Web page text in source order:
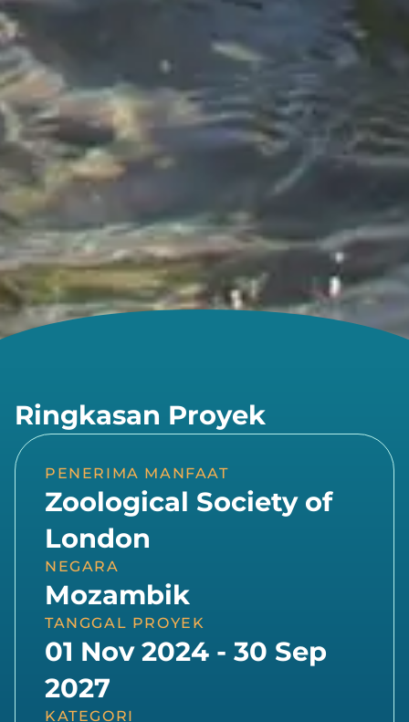
Ringkasan Proyek
PENERIMA MANFAAT
Zoological Society of
London
NEGARA
Mozambik
TANGGAL PROYEK
01 Nov 2024 - 30 Sep
2027
KATEGORI